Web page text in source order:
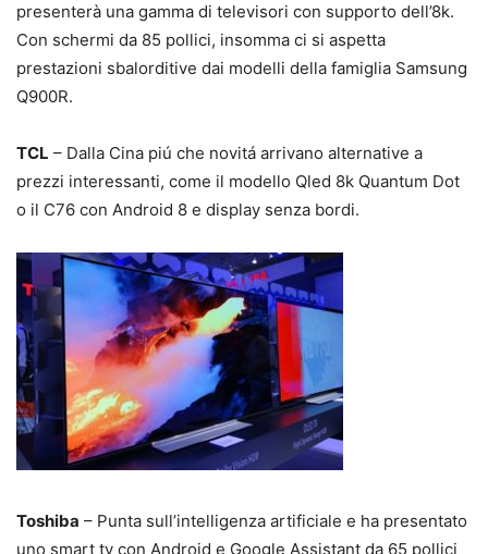
presenterà una gamma di televisori con supporto dell’8k.
Con schermi da 85 pollici, insomma ci si aspetta
prestazioni sbalorditive dai modelli della famiglia Samsung
Q900R.
TCL – Dalla Cina piú che novitá arrivano alternative a
prezzi interessanti, come il modello Qled 8k Quantum Dot
o il C76 con Android 8 e display senza bordi.
Toshiba – Punta sull’intelligenza artificiale e ha presentato
uno smart tv con Android e Google Assistant da 65 pollici